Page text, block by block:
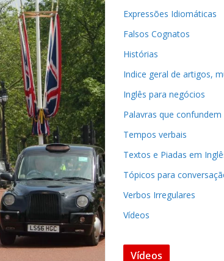
Expressões Idiomáticas
Falsos Cognatos
Histórias
Indice geral de artigos,
Inglês para negócios
Palavras que confundem
Tempos verbais
Textos e Piadas em
Tópicos para
Verbos Irregulares
Vídeos
Vídeos